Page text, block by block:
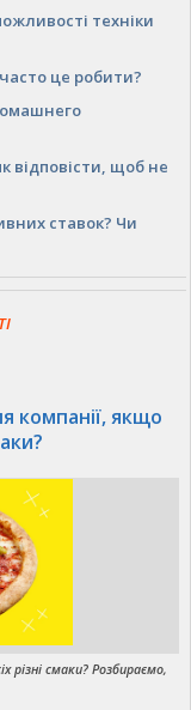
техніки
це робити?
відповісти, щоб не
ставок? Чи
компанії, якщо
різні смаки? Розбираємо,